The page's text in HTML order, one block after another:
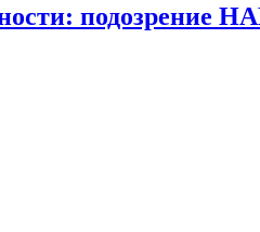
подозрение